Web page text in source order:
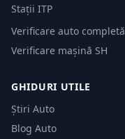
Stații ITP
Verificare auto completă
Verificare mașină SH
GHIDURI UTILE
Știri Auto
Blog Auto